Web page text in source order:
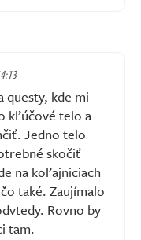
questy, kde mi
kľúčové telo a
Jedno telo
skočiť
na koľajniciach
také. Zaujímalo
Rovno by
tam.